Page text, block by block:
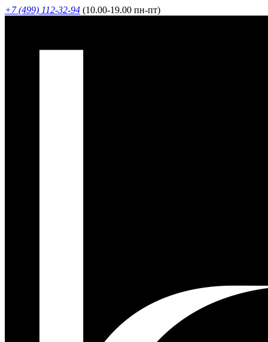
+7 (499) 112-32-94 (10.00-19.00 пн-пт)